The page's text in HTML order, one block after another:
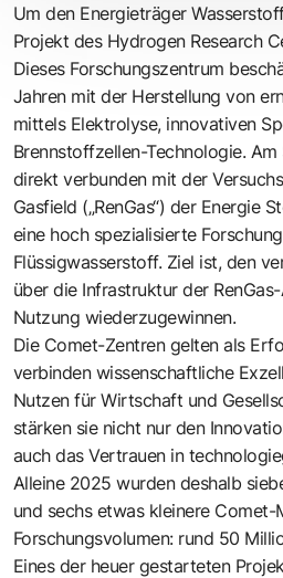
Um den Energieträger
Projekt des Hydrogen Research
Dieses Forschungszentrum
Jahren mit der Herstellung von
mittels Elektrolyse, innovativen
Brennstoffzellen-Technologie.
direkt verbunden mit der
Gasfield („RenGas“) der Energie
eine hoch spezialisierte
Flüssigwasserstoff. Ziel ist, den
über die Infrastruktur der
Nutzung wiederzugewinnen.
Die Comet-Zentren gelten als
verbinden wissenschaftliche
Nutzen für Wirtschaft und
stärken sie nicht nur den
auch das Vertrauen in
Alleine 2025 wurden deshalb
und sechs etwas kleinere
Forschungsvolumen: rund 50
Eines der heuer gestarteten